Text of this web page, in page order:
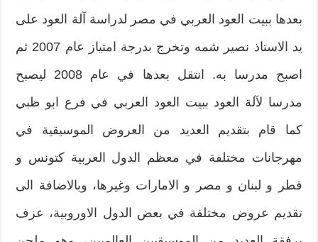
بعدها ببيت العود العربي في مصر لدراسة آلة العود على
يد الاستاذ نصير شمه وتخرج بدرجة امتياز عام 2007 ثم
اصبح مدرسا به. انتقل بعدها في عام 2008 ليصبح
مدرسا لآلة العود ببيت العود العربي في فرع ابو ظبي
كما قام بتقديم العديد من العروض الموسيقية في
مهرجانات مختلفة في معظم الدول العربية كتونس و
قطر و لبنان و مصر و الامارات وغيرها، وبالاضافة الى
تقديم عروض مختلفة في بعض الدول الاوروبية، عزف